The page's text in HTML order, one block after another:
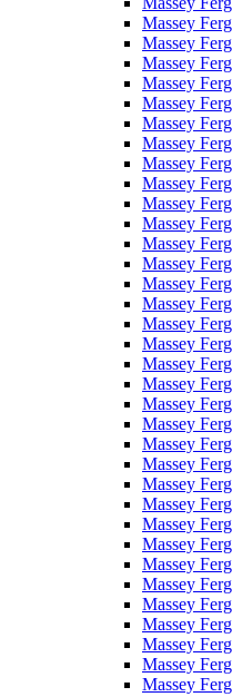
Massey
Massey
Massey
Massey
Massey
Massey
Massey
Massey
Massey
Massey
Massey
Massey
Massey
Massey
Massey
Massey
Massey
Massey
Massey
Massey
Massey
Massey
Massey
Massey
Massey
Massey
Massey
Massey
Massey
Massey
Massey
Massey
Massey
Massey